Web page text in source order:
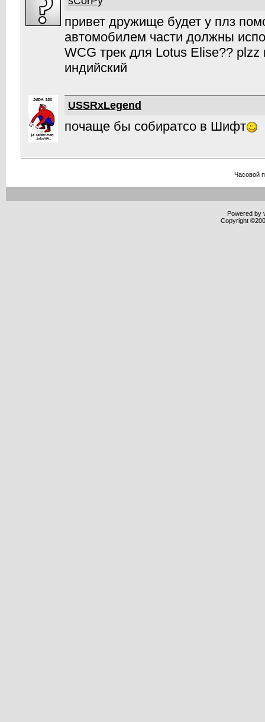
привет дружище будет у плз
автомобилем части должны
WCG трек для Lotus Elise??
индийский
USSRxLegend
почаще бы собиратсо в Шифт
Часовой
Powered by
Copyright